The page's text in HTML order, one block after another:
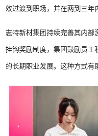
效过渡到职场，并在两到三年
志特新材集团持续完善其内部
挂钩奖励制度，集团鼓励员工
的长期职业发展。这种方式有